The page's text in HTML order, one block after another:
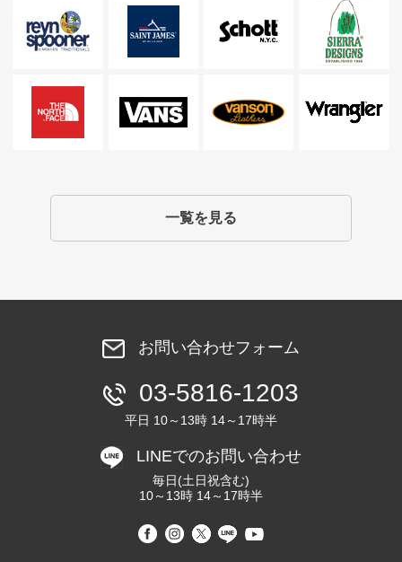
一覧を見る
お問い合わせフォーム
03-5816-1203
平日 10～13時 14～17時半
LINEでのお問い合わせ
毎日(土日祝含む)
10～13時 14～17時半